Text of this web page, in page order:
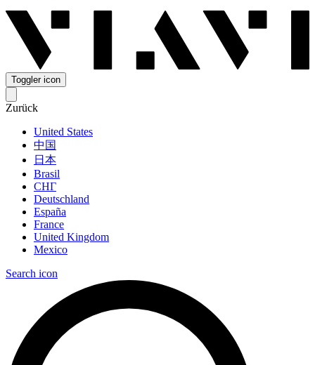
Toggler icon
Zurück
United States
中国
日本
Brasil
СНГ
Deutschland
España
France
United Kingdom
Mexico
Search icon